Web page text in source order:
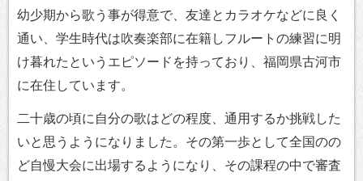
幼少期から歌う事が得意で、友達とカラオケなどに良く
通い、学生時代は吹奏楽部に在籍しフルートの練習に明
け暮れたというエピソードを持っており、福岡県古河市
に在住しています。
二十歳の頃に自分の歌はどの程度、通用するか挑戦した
いと思うようになりました。その第一歩として全国のの
ど自慢大会に出場するようになり、その課程の中で審査